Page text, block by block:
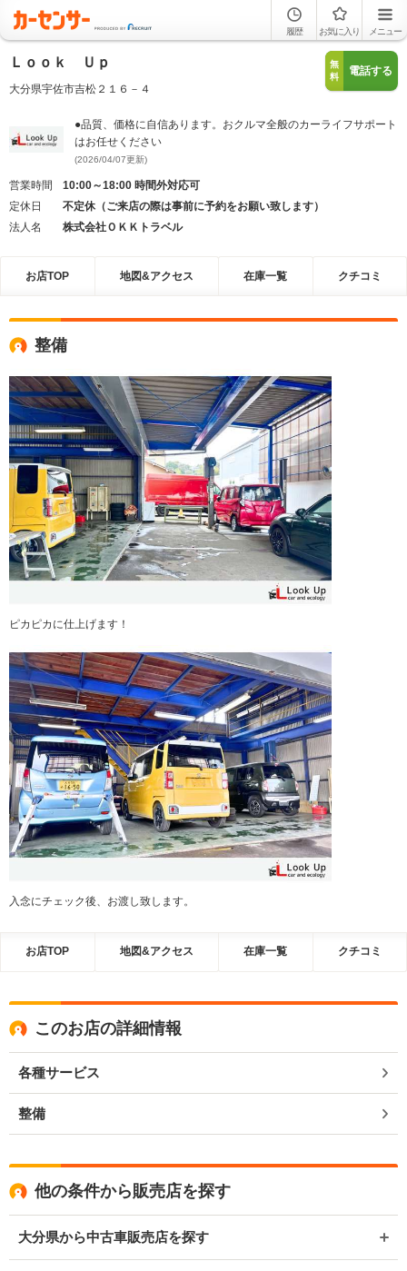
履歴 お気に入り メニュー
Ｌｏｏｋ Ｕｐ
大分県宇佐市吉松２１６－４
無
料
電話する
●品質、価格に自信あります。おクルマ全般のカーライフサポート
はお任せください
(2026/04/07更新)
営業時間
10:00～18:00 時間外対応可
定休日
不定休（ご来店の際は事前に予約をお願い致します）
法人名
株式会社ＯＫＫトラベル
お店TOP 地図&アクセス 在庫一覧 クチコミ
整備
ピカピカに仕上げます！
入念にチェック後、お渡し致します。
お店TOP 地図&アクセス 在庫一覧 クチコミ
このお店の詳細情報
各種サービス
整備
他の条件から販売店を探す
大分県から中古車販売店を探す